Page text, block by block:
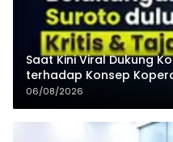
Saat Kini Viral Dukung
terhadap Konsep
06/08/2026